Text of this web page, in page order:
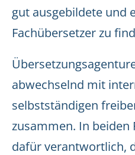
gut ausgebildete und
Fachübersetzer zu
abwechselnd mit
selbstständigen
zusammen. In beiden
dafür verantwortlich,